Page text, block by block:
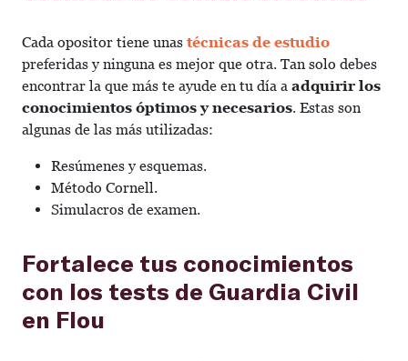
Cada opositor tiene unas técnicas de estudio
preferidas y ninguna es mejor que otra. Tan solo debes
encontrar la que más te ayude en tu día a adquirir los
conocimientos óptimos y necesarios. Estas son
algunas de las más utilizadas:
Resúmenes y esquemas.
Método Cornell.
Simulacros de examen.
Fortalece tus conocimientos
con los tests de Guardia Civil
en Flou